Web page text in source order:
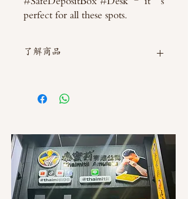
perfect for all these spots.
了解商品